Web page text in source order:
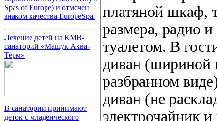
Spas of Europe) и отмечен
знаком качества EuropeSpa.
Лечение детей на КМВ-
санаторий «Машук Аква-
Терм»
В санатории принимают
деток с младенческого
платяной шкаф,
размера, радио
туалетом. В
диван (шириной
разбранном
диван (не
электрочайник и